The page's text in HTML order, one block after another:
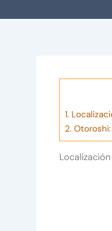
1.
2.